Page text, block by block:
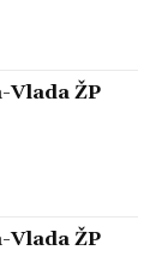
Vlada ŽP
Vlada ŽP